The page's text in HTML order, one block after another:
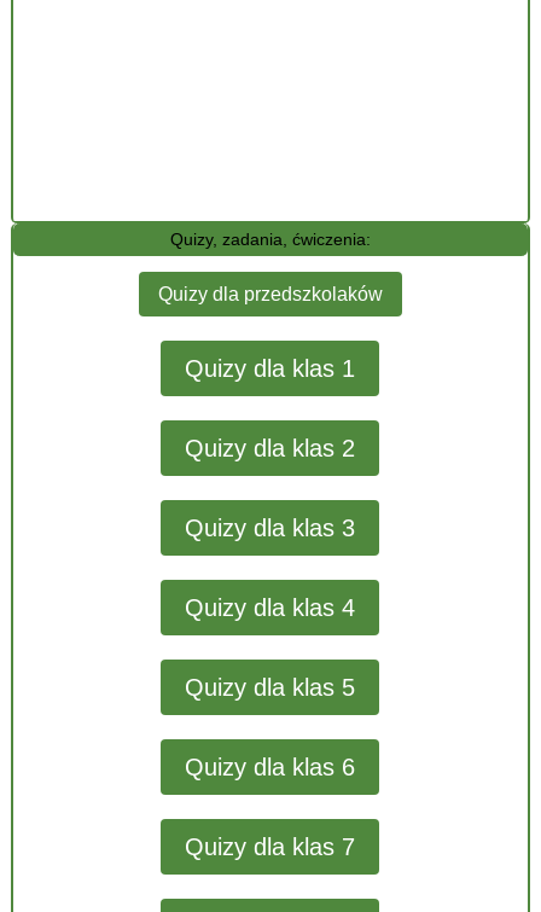
Quizy, zadania, ćwiczenia:
Quizy dla przedszkolaków
Quizy dla klas 1
Quizy dla klas 2
Quizy dla klas 3
Quizy dla klas 4
Quizy dla klas 5
Quizy dla klas 6
Quizy dla klas 7